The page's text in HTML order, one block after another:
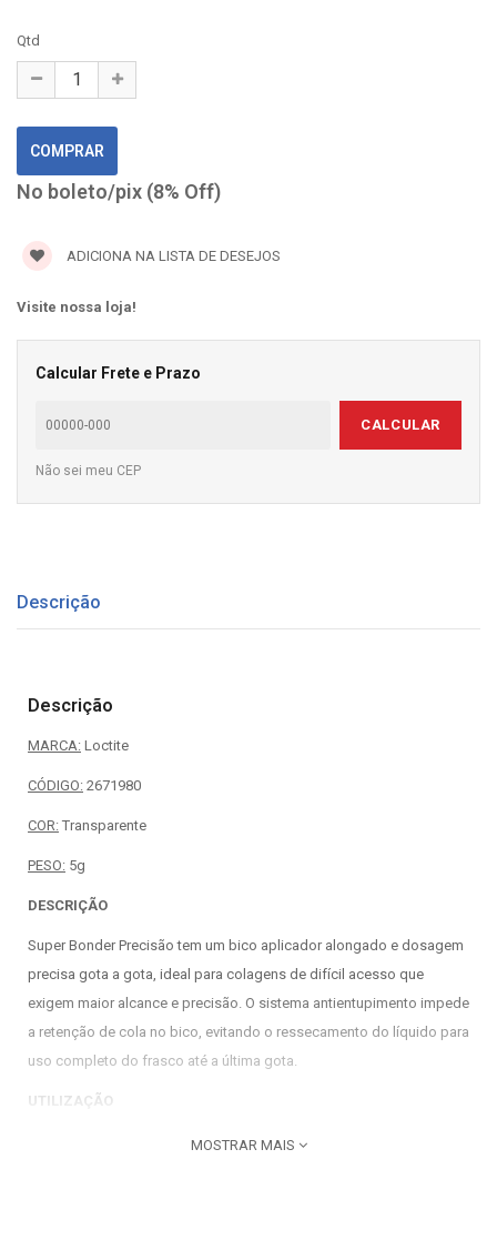
Qtd
No boleto/pix (8% Off)
ADICIONA NA LISTA DE DESEJOS
Visite nossa loja!
Calcular Frete e Prazo
CALCULAR
Não sei meu CEP
Descrição
Descrição
MARCA: Loctite
CÓDIGO: 2671980
COR: Transparente
PESO: 5g
DESCRIÇÃO
Super Bonder Precisão tem um bico aplicador alongado e dosagem
precisa gota a gota, ideal para colagens de difícil acesso que
exigem maior alcance e precisão. O sistema antientupimento impede
a retenção de cola no bico, evitando o ressecamento do líquido para
uso completo do frasco até a última gota.
UTILIZAÇÃO
MOSTRAR MAIS